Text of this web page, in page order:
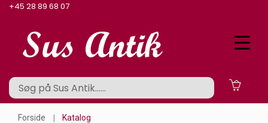
+45 28 89 68 07
Forside Katalog